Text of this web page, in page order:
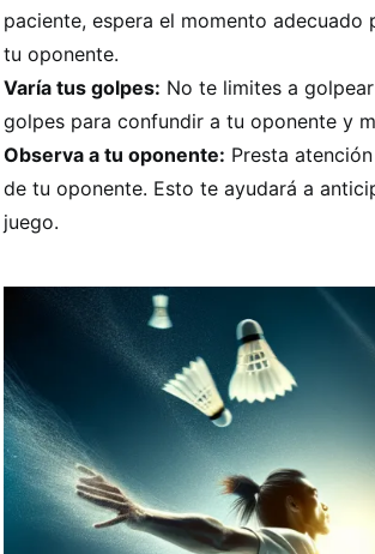
paciente, espera el momento
tu oponente.
Varía tus golpes: No te limites a
golpes para confundir a tu oponente y
Observa a tu oponente: Presta
de tu oponente. Esto te ayudará a
juego.